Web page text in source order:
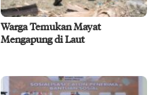
Warga Temukan Mayat
Mengapung di Laut